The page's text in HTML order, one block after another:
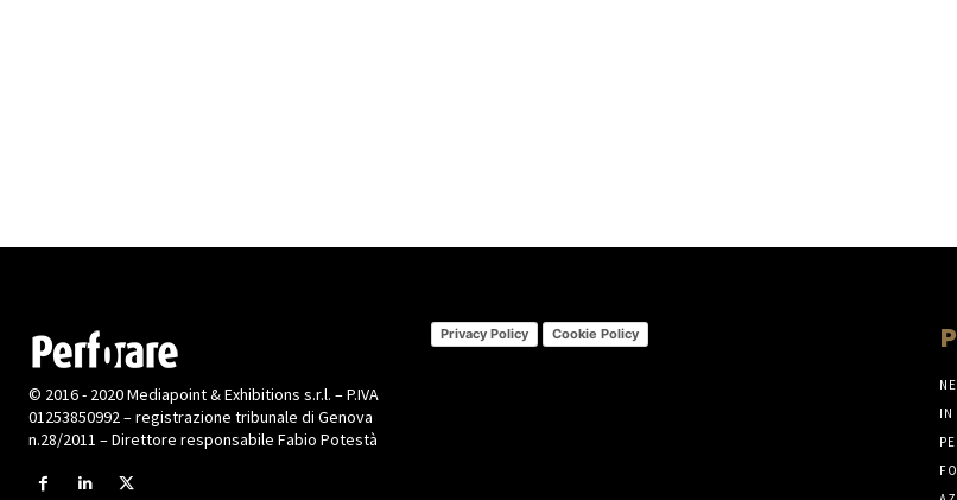
© 2016 - 2020 Mediapoint & Exhibitions s.r.l. – P.IVA
01253850992 – registrazione tribunale di Genova
n.28/2011 – Direttore responsabile Fabio Potestà
Privacy Policy Cookie Policy
IN